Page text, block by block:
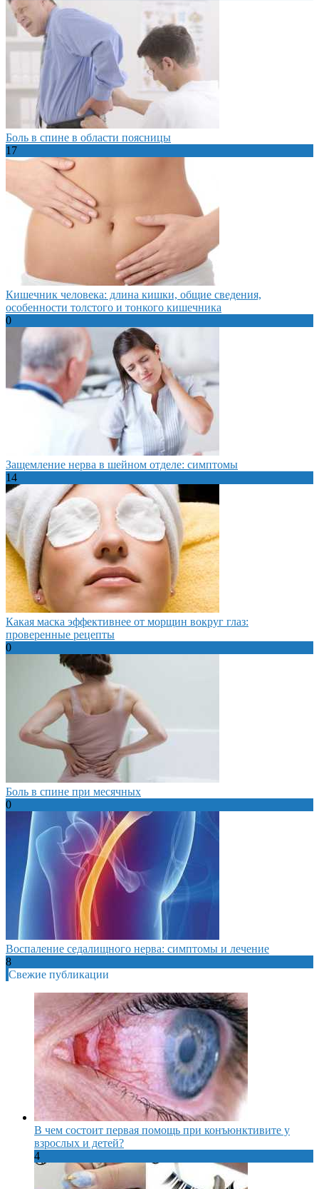
Боль в спине в области поясницы
17
Кишечник человека: длина кишки, общие сведения,
особенности толстого и тонкого кишечника
0
Защемление нерва в шейном отделе: симптомы
14
Какая маска эффективнее от морщин вокруг глаз:
проверенные рецепты
0
Боль в спине при месячных
0
Воспаление седалищного нерва: симптомы и лечение
8
Свежие публикации
В чем состоит первая помощь при конъюнктивите у
взрослых и детей?
4